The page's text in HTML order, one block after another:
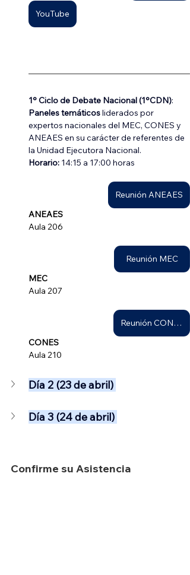
YouTube
1° Ciclo de Debate Nacional (1°CDN):
Paneles temáticos liderados por
expertos nacionales del MEC, CONES y
ANEAES en su carácter de referentes de
la Unidad Ejecutora Nacional.
Horario: 14:15 a 17:00 horas
Reunión ANEAES
ANEAES
Aula 206
Reunión MEC
MEC
Aula 207
Reunión CONES
CONES
Aula 210
Día 2 (23 de abril)
Día 3 (24 de abril)
Confirme su Asistencia